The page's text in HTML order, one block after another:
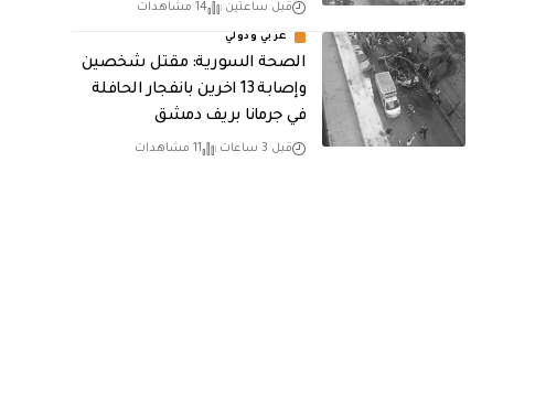
قبل ساعتين 14 مشاهدات
عربي ودولي
الصحة السورية: مقتل شخصين
وإصابة 13 اخرين بانفجار الحافلة
في جرمانا بريف دمشق
قبل 3 ساعات 11 مشاهدات